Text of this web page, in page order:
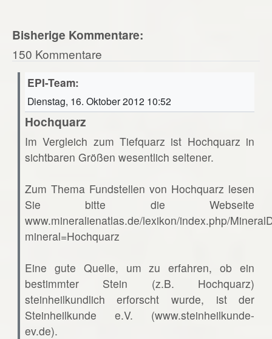
Bisherige Kommentare:
150 Kommentare
EPI-Team:
Dienstag, 16. Oktober 2012 10:52
Hochquarz
Im Vergleich zum Tiefquarz ist Hochquarz in
sichtbaren Größen wesentlich seltener.
Zum Thema Fundstellen von Hochquarz lesen
Sie bitte die Webseite
www.mineralienatlas.de/lexikon/index.php/
mineral=Hochquarz
Eine gute Quelle, um zu erfahren, ob ein
bestimmter Stein (z.B. Hochquarz)
steinheilkundlich erforscht wurde, ist der
Steinheilkunde e.V. (www.steinheilkunde-
ev.de).